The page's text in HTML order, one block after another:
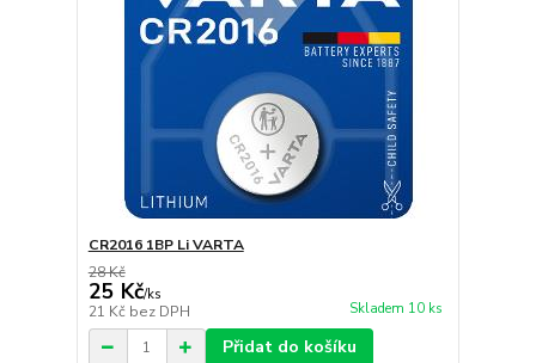
CR2016 1BP Li VARTA
28 Kč
25 Kč/ks
21 Kč bez DPH Skladem 10 ks
Přidat do košíku